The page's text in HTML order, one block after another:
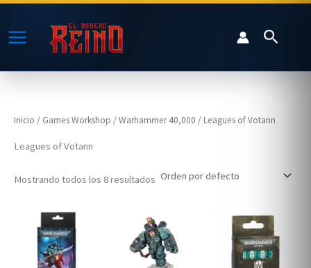
Ir
contenido
Buscar
Inicio / Games Workshop /Warhammer 40,000 / Leagues of Votann
Leagues of Votann
Mostrando todos los 8 resultados